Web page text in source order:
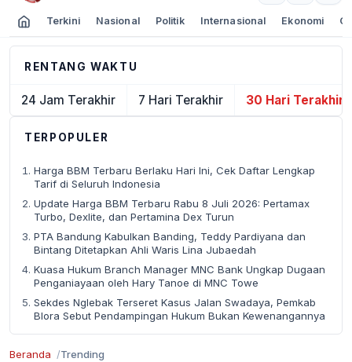
Terkini Nasional Politik Internasional Ekonomi
RENTANG WAKTU
24 Jam Terakhir 7 Hari Terakhir 30 Hari Terakhir
TERPOPULER
Harga BBM Terbaru Berlaku Hari Ini, Cek Daftar Lengkap
Tarif di Seluruh Indonesia
Update Harga BBM Terbaru Rabu 8 Juli 2026: Pertamax
Turbo, Dexlite, dan Pertamina Dex Turun
PTA Bandung Kabulkan Banding, Teddy Pardiyana dan
Bintang Ditetapkan Ahli Waris Lina Jubaedah
Kuasa Hukum Branch Manager MNC Bank Ungkap Dugaan
Penganiayaan oleh Hary Tanoe di MNC Towe
Sekdes Nglebak Terseret Kasus Jalan Swadaya, Pemkab
Blora Sebut Pendampingan Hukum Bukan Kewenangannya
Beranda Trending